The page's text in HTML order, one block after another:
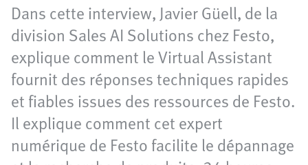
Dans cette interview, Javier Güell, de la
division Sales AI Solutions chez Festo,
explique comment le Virtual Assistant
fournit des réponses techniques rapides
et fiables issues des ressources de Festo.
Il explique comment cet expert
numérique de Festo facilite le dépannage